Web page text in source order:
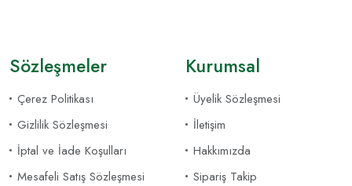
Sözleşmeler
Çerez Politikası
Gizlilik Sözleşmesi
İptal ve İade Koşulları
Mesafeli Satış Sözleşmesi
Kurumsal
Üyelik Sözleşmesi
İletişim
Hakkımızda
Sipariş Takip